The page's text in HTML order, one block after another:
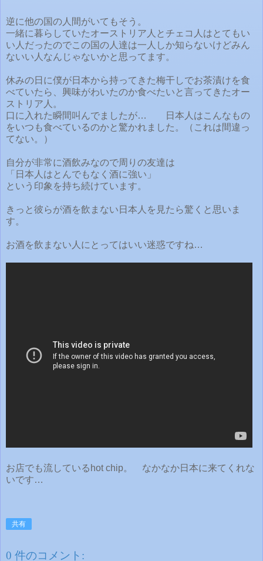
逆に他の国の人間がいてもそう。
一緒に暮らしていたオーストリア人とチェコ人はとてもい
い人だったのでこの国の人達は一人しか知らないけどみん
ないい人なんじゃないかと思ってます。
休みの日に僕が日本から持ってきた梅干しでお茶漬けを食
べていたら、興味がわいたのか食べたいと言ってきたオー
ストリア人。
口に入れた瞬間叫んでましたが… 日本人はこんなもの
をいつも食べているのかと驚かれました。（これは間違っ
てない。）
自分が非常に酒飲みなので周りの友達は
「日本人はとんでもなく酒に強い」
という印象を持ち続けています。
きっと彼らが酒を飲まない日本人を見たら驚くと思いま
す。
お酒を飲まない人にとってはいい迷惑ですね…
お店でも流しているhot chip。 なかなか日本に来てくれな
いです…
共有
0 件のコメント: